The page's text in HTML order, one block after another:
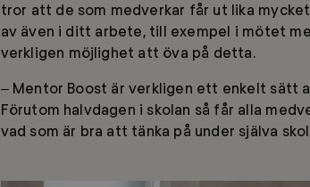
tror att de som medverkar får ut lika
av även i ditt arbete, till exempel i mötet
verkligen möjlighet att öva på detta.
– Mentor Boost är verkligen ett enkelt sätt
Förutom halvdagen i skolan så får alla
vad som är bra att tänka på under själva